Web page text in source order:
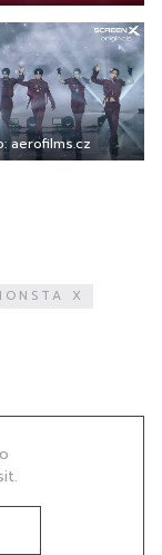
aerofilms.cz
X